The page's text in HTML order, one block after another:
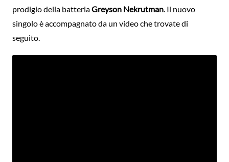
prodigio della batteriaGreyson Nekrutman. Il nuovo
singolo è accompagnato da un video che trovate di
seguito.